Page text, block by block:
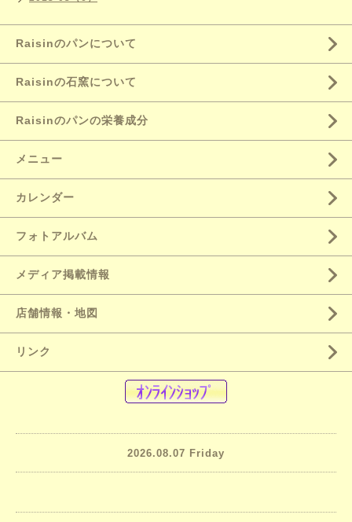
Raisinのパンについて
Raisinの石窯について
Raisinのパンの栄養成分
メニュー
カレンダー
フォトアルバム
メディア掲載情報
店舗情報・地図
リンク
2026.08.07 Friday